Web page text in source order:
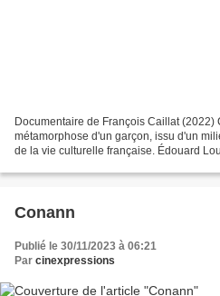
Documentaire de François Caillat
métamorphose d'un garçon, issu d'un
de la vie culturelle française. Édouard
Conann
Publié le 30/11/2023 à 06:21
Par cinexpressions